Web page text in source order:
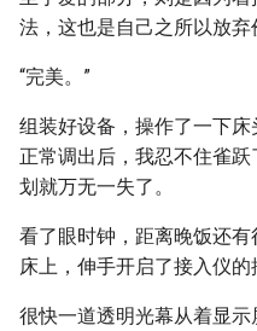
法，这也是自己之所以放弃
“完美。”
组装好设备，操作了一下
正常调出后，我忍不住雀
划就万无一失了。
看了眼时钟，距离晚饭还
床上，伸手开启了接入仪的
很快一道透明光幕从着显